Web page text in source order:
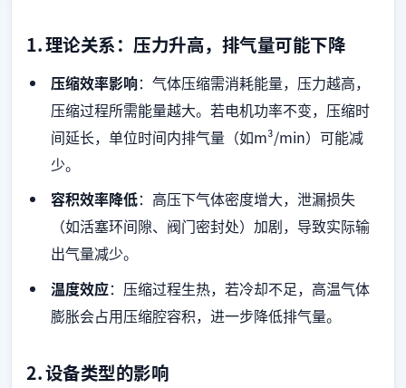
1. 理论关系：压力升高，排气量可能下降
压缩效率影响：气体压缩需消耗能量，压力越高，
压缩过程所需能量越大。若电机功率不变，压缩时
间延长，单位时间内排气量（如m³/min）可能减
少。
容积效率降低：高压下气体密度增大，泄漏损失
（如活塞环间隙、阀门密封处）加剧，导致实际输
出气量减少。
温度效应：压缩过程生热，若冷却不足，高温气体
膨胀会占用压缩腔容积，进一步降低排气量。
2. 设备类型的影响